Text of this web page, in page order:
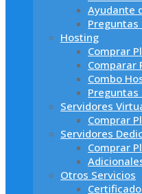
Ayudante
Preguntas
Hosting
Comprar
Comparar
Combo
Preguntas
Servidores
Comprar
Servidores
Comprar
Otros Servicios